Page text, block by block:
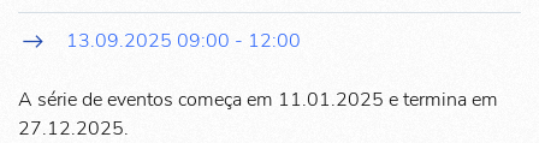
13.09.2025 09:00 - 12:00
A série de eventos começa em 11.01.2025 e termina em
27.12.2025.